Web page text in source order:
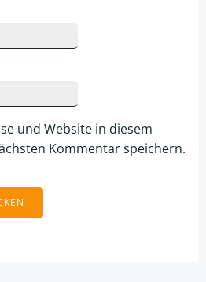
und Website in diesem
Kommentar speichern.